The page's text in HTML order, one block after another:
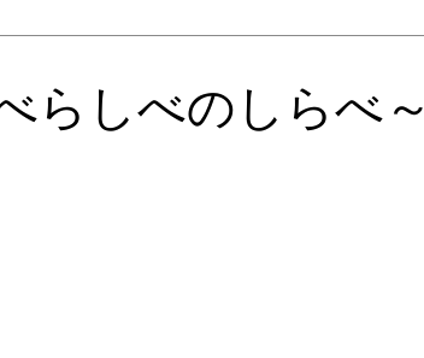
しべのしらべ～